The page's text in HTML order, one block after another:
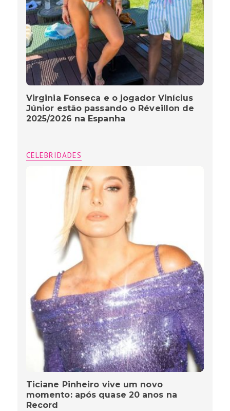
Virginia Fonseca e o jogador Vinícius
Júnior estão passando o Réveillon de
2025/2026 na Espanha
CELEBRIDADES
Ticiane Pinheiro vive um novo
momento: após quase 20 anos na
Record